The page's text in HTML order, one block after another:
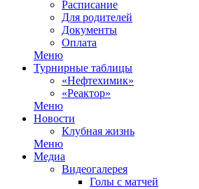
Расписание
Для родителей
Документы
Оплата
Меню
Турнирные таблицы
«Нефтехимик»
«Реактор»
Меню
Новости
Клубная жизнь
Меню
Медиа
Видеогалерея
Голы с матчей